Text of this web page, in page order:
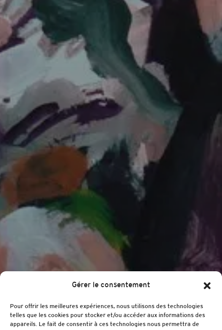
Gérer le consentement
Pour offrir les meilleures expériences, nous utilisons des technologies
telles que les cookies pour stocker et/ou accéder aux informations des
appareils. Le fait de consentir à ces technologies nous permettra de